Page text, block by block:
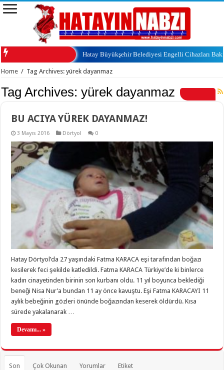
Hatay Büyükşehir Belediyesi Engelli Cihazları
Home / Tag Archives: yürek dayanmaz
Tag Archives:yürek dayanmaz
BU ACIYA YÜREK DAYANMAZ!
3 Mayıs 2016 Dörtyol 0
Hatay Dörtyol’da 27 yaşındaki Fatma KARACA eşi tarafından boğazı
kesilerek feci şekilde katledildi. Fatma KARACA Türkiye’de ki binlerce
kadın cinayetinden birinin son kurbanı oldu. 11 yıl boyunca beklediği
beneği Nisa Nur’a bundan 11 ay önce kavuştu. Eşi Fatma KARACAYI 11
aylık bebeğinin gözleri önünde boğazından keserek öldürdü. Kısa
sürede yakalanarak …
Devamı... »
Son Çok Okunan Yorumlar Etiket